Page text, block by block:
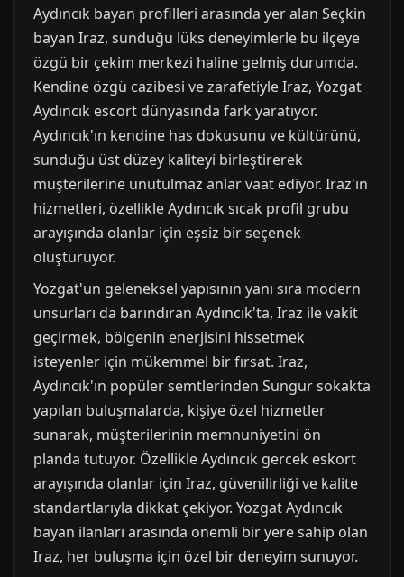
Aydıncık bayan profilleri arasında yer alan Seçkin
bayan Iraz, sunduğu lüks deneyimlerle bu ilçeye
özgü bir çekim merkezi haline gelmiş durumda.
Kendine özgü cazibesi ve zarafetiyle Iraz, Yozgat
Aydıncık escort dünyasında fark yaratıyor.
Aydıncık'ın kendine has dokusunu ve kültürünü,
sunduğu üst düzey kaliteyi birleştirerek
müşterilerine unutulmaz anlar vaat ediyor. Iraz'ın
hizmetleri, özellikle Aydıncık sıcak profil grubu
arayışında olanlar için eşsiz bir seçenek
oluşturuyor.
Yozgat'un geleneksel yapısının yanı sıra modern
unsurları da barındıran Aydıncık'ta, Iraz ile vakit
geçirmek, bölgenin enerjisini hissetmek
isteyenler için mükemmel bir fırsat. Iraz,
Aydıncık'ın popüler semtlerinden Sungur sokakta
yapılan buluşmalarda, kişiye özel hizmetler
sunarak, müşterilerinin memnuniyetini ön
planda tutuyor. Özellikle Aydıncık gercek eskort
arayışında olanlar için Iraz, güvenilirliği ve kalite
standartlarıyla dikkat çekiyor. Yozgat Aydıncık
bayan ilanları arasında önemli bir yere sahip olan
Iraz, her buluşma için özel bir deneyim sunuyor.